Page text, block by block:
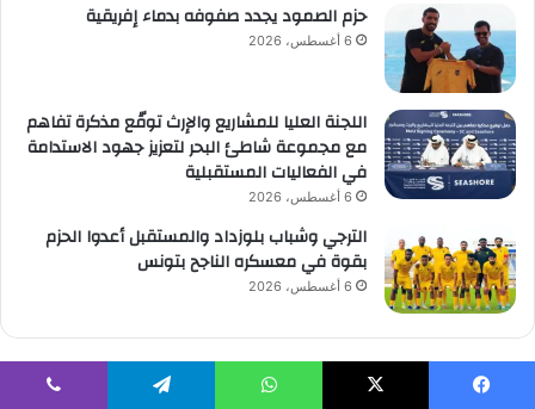
حزم الصمود يجدد صفوفه بدماء إفريقية
6 أغسطس، 2026
اللجنة العليا للمشاريع والإرث توقّع مذكرة تفاهم
مع مجموعة شاطئ البحر لتعزيز جهود الاستدامة
في الفعاليات المستقبلية
6 أغسطس، 2026
الترجي وشباب بلوزداد والمستقبل أعدوا الحزم
بقوة في معسكره الناجح بتونس
6 أغسطس، 2026